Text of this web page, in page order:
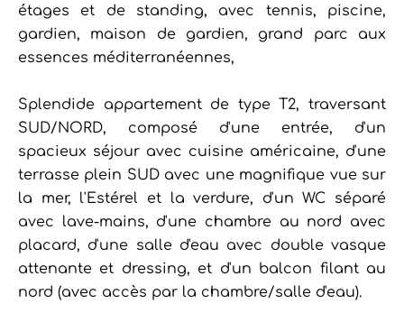
étages et de standing, avec tennis, piscine,
gardien, maison de gardien, grand parc aux
essences méditerranéennes,
Splendide appartement de type T2, traversant
SUD/NORD, composé d'une entrée, d'un
spacieux séjour avec cuisine américaine, d'une
terrasse plein SUD avec une magnifique vue sur
la mer, l'Estérel et la verdure, d'un WC séparé
avec lave-mains, d'une chambre au nord avec
placard, d'une salle d'eau avec double vasque
attenante et dressing, et d'un balcon filant au
nord (avec accès par la chambre/salle d'eau).